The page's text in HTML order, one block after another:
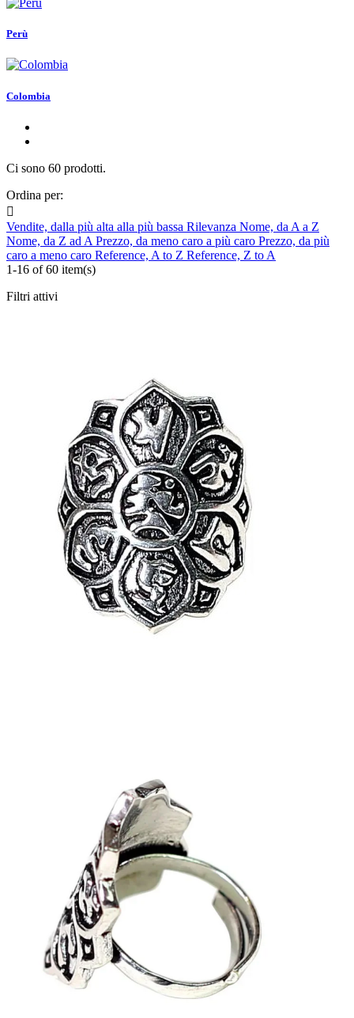
Perù
Colombia
Ci sono 60 prodotti.
Ordina per:

Vendite, dalla più alta alla più bassa Rilevanza Nome, da A a Z
Nome, da Z ad A Prezzo, da meno caro a più caro Prezzo, da più
caro a meno caro Reference, A to Z Reference, Z to A
1-16 of 60 item(s)
Filtri attivi